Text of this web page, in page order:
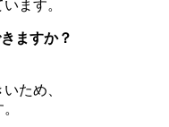
ます。
ますか？
ため、